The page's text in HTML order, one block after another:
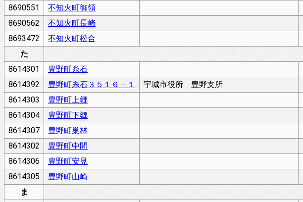
8690551
不知火町御領
8690562
不知火町長崎
8693472
不知火町松合
た
8614301
豊野町糸石
8614392
豊野町糸石３５１６－１ 宇城市役所 豊野支所
8614303
豊野町上郷
8614304
豊野町下郷
8614307
豊野町巣林
8614302
豊野町中間
8614306
豊野町安見
8614305
豊野町山崎
ま